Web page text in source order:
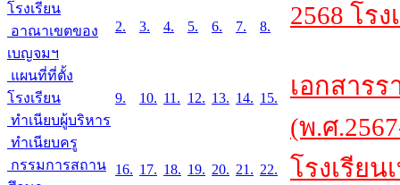
โรงเรียน
อาณาเขตของ
เบญจมฯ
แผนที่ที่ตั้ง
โรงเรียน
ทำเนียบผู้บริหาร
ทำเนียบครู
กรรมการสถาน
2. 3. 4. 5. 6. 7. 8.
9. 10. 11. 12. 13. 14. 15.
16. 17. 18. 19. 20. 21. 22.
2568 โร
เอกสาร
(พ.ศ
โรงเรีย